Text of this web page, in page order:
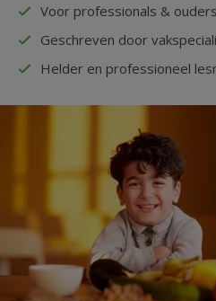
Voor professionals & ouders
Geschreven door
Helder en professioneel